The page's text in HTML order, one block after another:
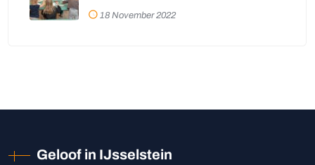
18 November 2022
Geloof in IJsselstein